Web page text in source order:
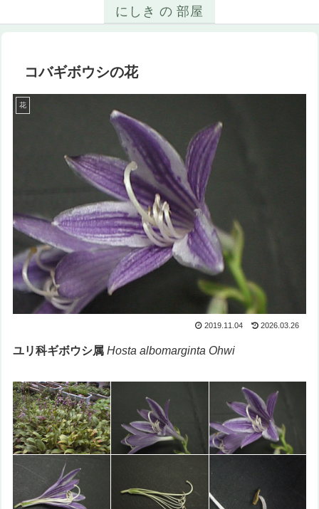
にしき の 部屋
コバギボウシの花
花
2019.11.04 2026.03.26
ユリ科ギボウシ属Hosta albomarginta Ohwi